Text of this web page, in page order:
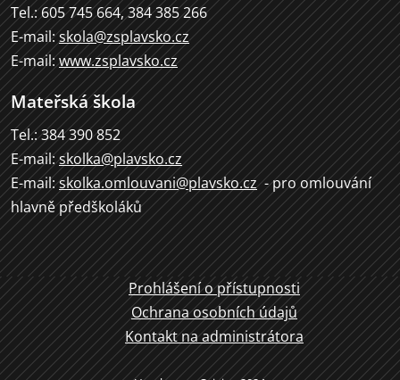
Tel.: 605 745 664, 384 385 266
E-mail: skola@zsplavsko.cz
E-mail: www.zsplavsko.cz
Mateřská škola
Tel.: 384 390 852
E-mail: skolka@plavsko.cz
E-mail: skolka.omlouvani@plavsko.cz - pro omlouvání
hlavně předškoláků
Prohlášení o přístupnosti
Ochrana osobních údajů
Kontakt na administrátora